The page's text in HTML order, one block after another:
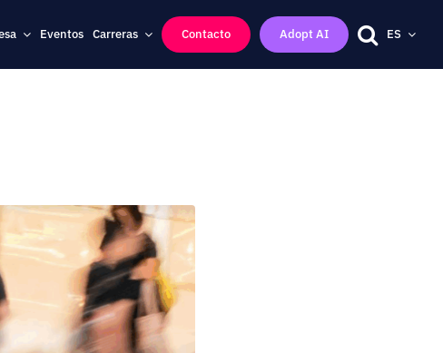
Eventos Carreras Contacto Adopt AI ES